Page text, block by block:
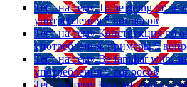
Тест на тему To be going to:
употребления 5 вопросов
Тест на тему Конструкция go
употребления, примеры 5
Тест на тему Be familiar with:
употребления 5 вопросов
Тест на тему Британский vs